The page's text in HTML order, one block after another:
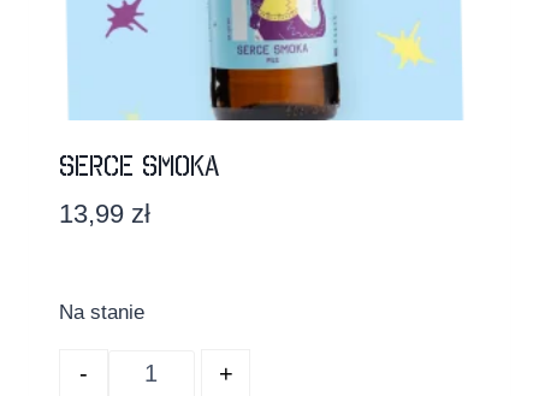
Serce Smoka
13,99 zł
Na stanie
- +